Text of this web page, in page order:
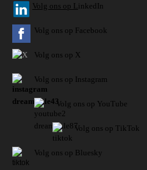
Volg ons op L inkedIn
Volg ons op Facebook
Volg ons op X
Volg ons op Instagram
Volg ons op YouTube
Volg ons op TikTok
Volg ons op Bluesky